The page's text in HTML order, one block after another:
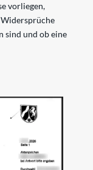
vorliegen,
Widersprüche
sind und ob eine